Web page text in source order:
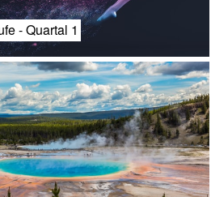
- Quartal 1